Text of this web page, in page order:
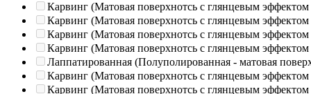
Карвинг (Матовая поверхнотсь с глянцевым эффектом
Карвинг (Матовая поверхнотсь с глянцевым эффектом
Карвинг (Матовая поверхнотсь с глянцевым эффектом
Карвинг (Матовая поверхнотсь с глянцевым эффектом
Лаппатированная (Полуполированная - матовая
Карвинг (Матовая поверхнотсь с глянцевым эффектом
Карвинг (Матовая поверхнотсь с глянцевым эффектом